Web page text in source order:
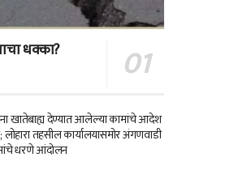
धक्का?
खातेबाह्य देण्यात आलेल्या कामांचे आदेश
लोहारा तहसील कार्यालयासमोर अंगणवाडी
धरणे आंदोलन